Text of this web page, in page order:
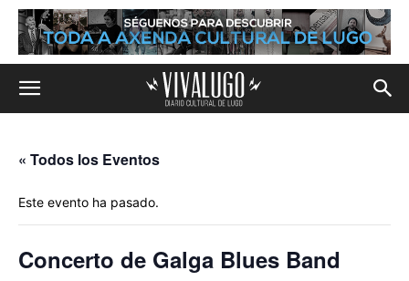
« Todos los Eventos
Este evento ha pasado.
Concerto de Galga Blues Band